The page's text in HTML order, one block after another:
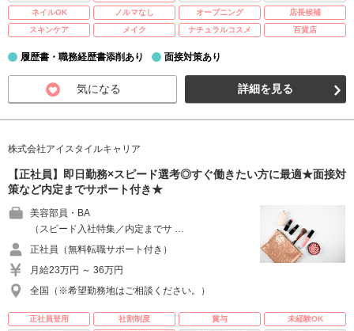
ネイルOK
ノルマなし オープニング
店長候補
スキンケア
メイク ナチュラルコスメ 百貨店
履歴書・職務経歴書添削あり 面接対策あり
気になる 詳細を見る
株式会社アイスタイルキャリア
【正社員】即日勤務×スピード選考◎すぐ働きたい方に最適★面接対
策など内定までサポート付き★
美容部員・BA
（スピード入社特集／内定までサ …
正社員（無料転職サポート付き）
月給23万円 ～ 36万円
全国（※希望勤務地はご相談ください。）
正社員登用 社割制度 賞与
未経験OK